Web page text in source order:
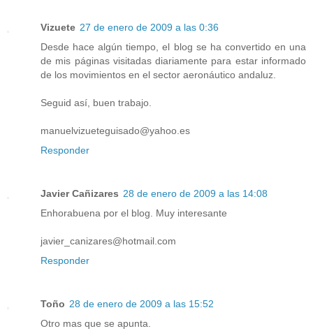
Vizuete 27 de enero de 2009 a las 0:36
Desde hace algún tiempo, el blog se ha convertido en una
de mis páginas visitadas diariamente para estar informado
de los movimientos en el sector aeronáutico andaluz.
Seguid así, buen trabajo.
manuelvizueteguisado@yahoo.es
Responder
Javier Cañizares 28 de enero de 2009 a las 14:08
Enhorabuena por el blog. Muy interesante
javier_canizares@hotmail.com
Responder
Toño 28 de enero de 2009 a las 15:52
Otro mas que se apunta.